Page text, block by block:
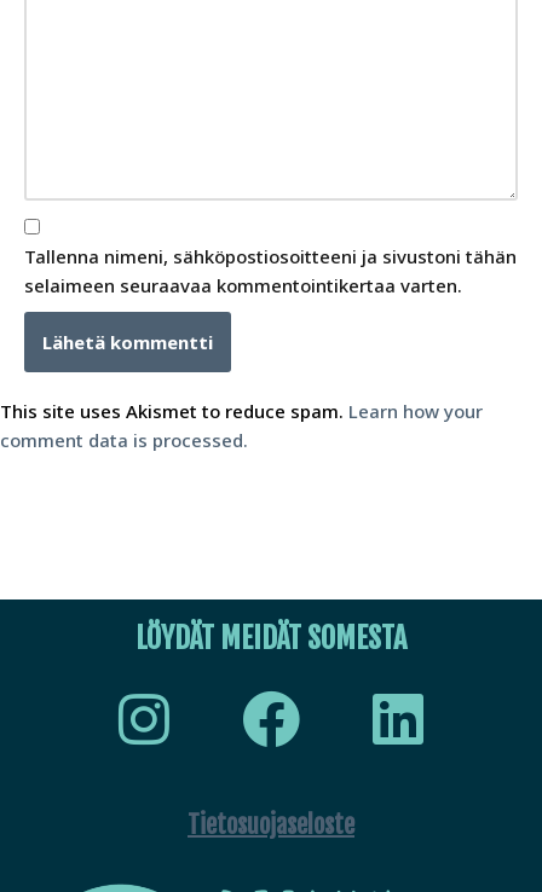
Tallenna nimeni, sähköpostiosoitteeni ja sivustoni tähän
selaimeen seuraavaa kommentointikertaa varten.
This site uses Akismet to reduce spam. Learn how your
comment data is processed.
LÖYDÄT MEIDÄT SOMESTA
Tietosuojaseloste